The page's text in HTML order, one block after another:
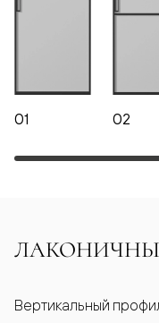
01 02
Вертикальный